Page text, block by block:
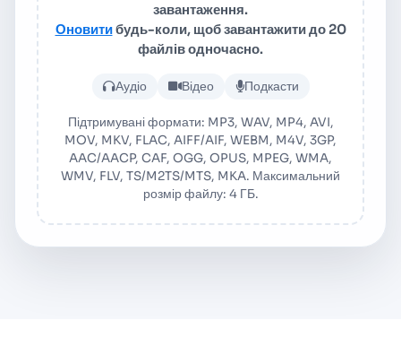
завантаження.
Оновитибудь-коли, щоб завантажити до 20
файлів одночасно.
Завантажте аудіо або
Аудіо Відео Подкасти
Підтримувані формати: MP3, WAV, MP4, AVI,
MOV, MKV, FLAC, AIFF/AIF, WEBM, M4V, 3GP,
AAC/AACP, CAF, OGG, OPUS, MPEG, WMA,
WMV, FLV, TS/M2TS/MTS, MKA. Максимальний
розмір файлу: 4 ГБ.